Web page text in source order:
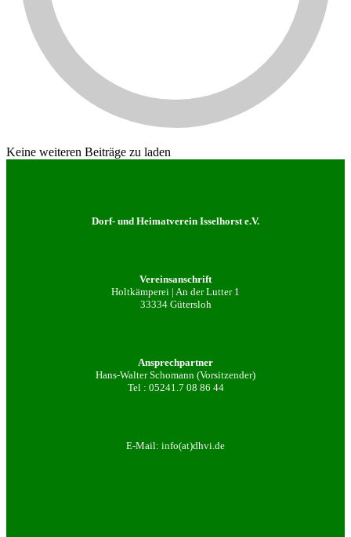
Keine weiteren Beiträge zu laden
Dorf- und Heimatverein Isselhorst e.V.
Vereinsanschrift
Holtkämperei | An der Lutter 1
33334 Gütersloh
Ansprechpartner
Hans-Walter Schomann (Vorsitzender)
Tel : 05241.7 08 86 44
E-Mail: info(at)dhvi.de